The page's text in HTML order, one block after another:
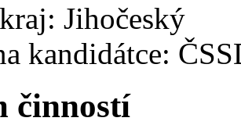
Jihočeský
kandidátce:
činností